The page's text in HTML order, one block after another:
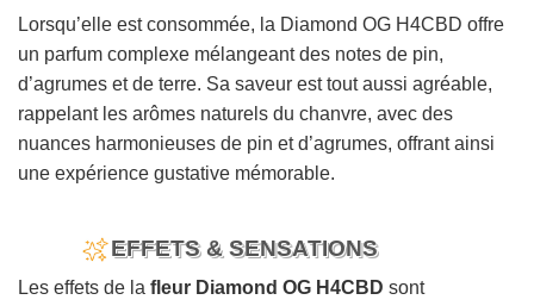
Lorsqu’elle est consommée, la Diamond OG H4CBD offre
un parfum complexe mélangeant des notes de pin,
d’agrumes et de terre. Sa saveur est tout aussi agréable,
rappelant les arômes naturels du chanvre, avec des
nuances harmonieuses de pin et d’agrumes, offrant ainsi
une expérience gustative mémorable.
EFFETS & SENSATIONS
Les effets de la fleur Diamond OG H4CBD sont